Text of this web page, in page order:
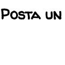
Posta